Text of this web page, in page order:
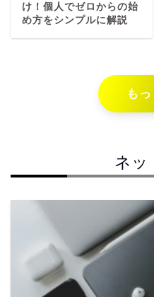
け！個人でゼロからの始
め方をシンプルに解説
も
ネッ